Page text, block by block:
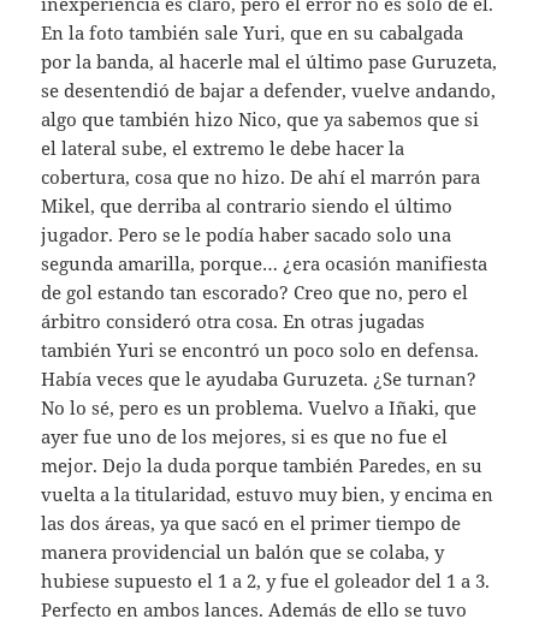
En la foto también sale Yuri, que en su cabalgada
por la banda, al hacerle mal el último pase Guruzeta,
se desentendió de bajar a defender, vuelve andando,
algo que también hizo Nico, que ya sabemos que si
el lateral sube, el extremo le debe hacer la
cobertura, cosa que no hizo. De ahí el marrón para
Mikel, que derriba al contrario siendo el último
jugador. Pero se le podía haber sacado solo una
segunda amarilla, porque… ¿era ocasión manifiesta
de gol estando tan escorado? Creo que no, pero el
árbitro consideró otra cosa. En otras jugadas
también Yuri se encontró un poco solo en defensa.
Había veces que le ayudaba Guruzeta. ¿Se turnan?
No lo sé, pero es un problema. Vuelvo a Iñaki, que
ayer fue uno de los mejores, si es que no fue el
mejor. Dejo la duda porque también Paredes, en su
vuelta a la titularidad, estuvo muy bien, y encima en
las dos áreas, ya que sacó en el primer tiempo de
manera providencial un balón que se colaba, y
hubiese supuesto el 1 a 2, y fue el goleador del 1 a 3.
Perfecto en ambos lances. Además de ello se tuvo